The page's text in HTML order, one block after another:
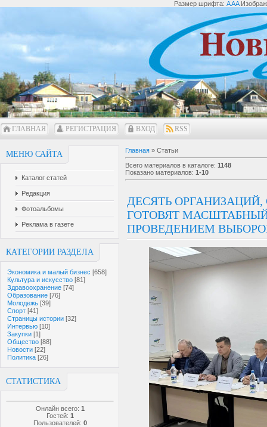
Размер шрифта:AAA
ГЛАВНАЯ РЕГИСТРАЦИЯ ВХОД RSS
МЕНЮ САЙТА
Каталог статей
Редакция
Фотоальбомы
Реклама в газете
КАТЕГОРИИ РАЗДЕЛА
Экономика и малый бизнес [658]
Культура и искусство [81]
Здравоохранение [74]
Образование [76]
Молодежь [39]
Спорт [41]
Страницы истории [32]
Интервью [10]
Закупки [1]
Общество [88]
Новости [22]
Политика [26]
СТАТИСТИКА
Онлайн всего: 1
Гостей: 1
Пользователей: 0
Главная » Статьи
Всего материалов в каталоге: 1148
Показано материалов: 1-10
ДЕСЯТЬ
ГОТОВЯТ
ПРОВЕДЕНИЕМ